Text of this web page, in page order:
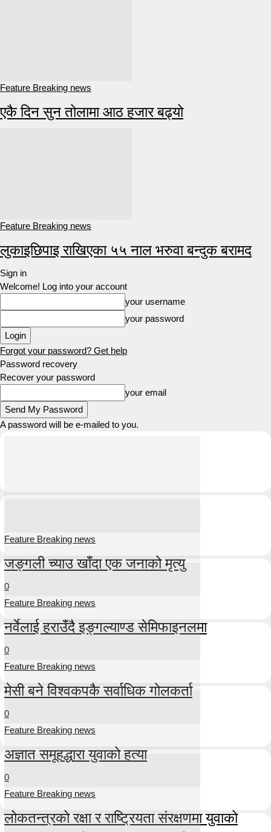
Feature Breaking news
एकै दिन सुन तोलामा आठ हजार बढ्यो
Feature Breaking news
लुकाइछिपाइ राखिएका ५५ नाल भरुवा बन्दुक बरामद
Sign in
Welcome! Log into your account
your username
your password
Forgot your password? Get help
Password recovery
Recover your password
your email
A password will be e-mailed to you.
Feature Breaking news
जङ्गली च्याउ खाँदा एक जनाको मृत्यु
0
Feature Breaking news
नर्वेलाई हराउँदै इङ्गल्याण्ड सेमिफाइनलमा
0
Feature Breaking news
मेसी बने विश्वकपकै सर्वाधिक गोलकर्ता
0
Feature Breaking news
अज्ञात समूहद्धारा युवाको हत्या
0
Feature Breaking news
लोकतन्त्रको रक्षा र राष्ट्रियता संरक्षणमा युवाको